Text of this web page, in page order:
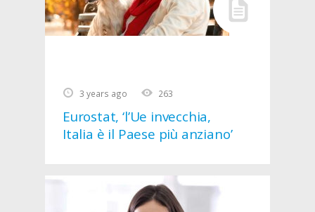
3 years ago 263
Eurostat, ‘l’Ue invecchia,
Italia è il Paese più anziano’